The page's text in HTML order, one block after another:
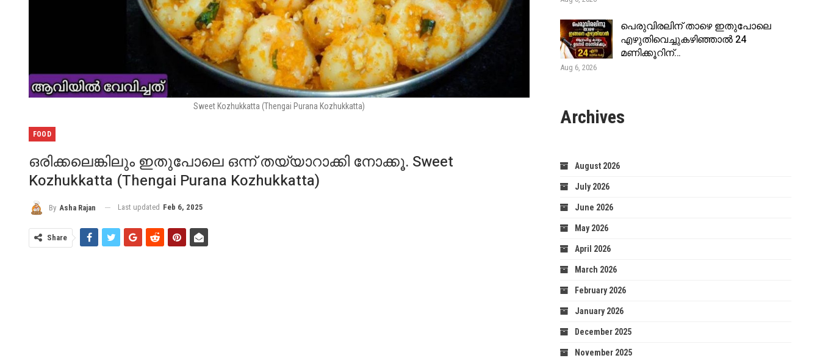
Sweet Kozhukkatta (Thengai Purana Kozhukkatta)
FOOD
ഒരിക്കലെങ്കിലും ഇതുപോലെ ഒന്ന് തയ്യാറാക്കി നോക്കൂ. Sweet
Kozhukkatta (Thengai Purana Kozhukkatta)
By Asha Rajan Last updated Feb 6, 2025
Share
പെരുവിരലിന് താഴെ ഇതുപോലെ
എഴുതിവെച്ചുകഴിഞ്ഞാൽ 24
മണിക്കൂറിന്…
Aug 6, 2026
Archives
August 2026
July 2026
June 2026
May 2026
April 2026
March 2026
February 2026
January 2026
December 2025
November 2025